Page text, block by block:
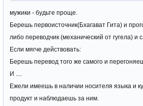
мужики - будьте проще.
Берешь первоисточник(Бхагават Гита) и
либо переводчик (механический от гугела) и
Если мягче действовать:
Берешь перевод того же самого и
И ....
Ежели имеешь в наличии носителя языка и
продукт и наблюдаешь за ним.